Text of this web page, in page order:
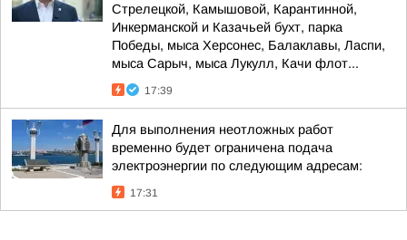
Стрелецкой, Камышовой, Карантинной,
Инкерманской и Казачьей бухт, парка
Победы, мыса Херсонес, Балаклавы, Ласпи,
мыса Сарыч, мыса Лукулл, Качи флот...
17:39
Для выполнения неотложных работ
временно будет ограничена подача
электроэнергии по следующим адресам:
17:31